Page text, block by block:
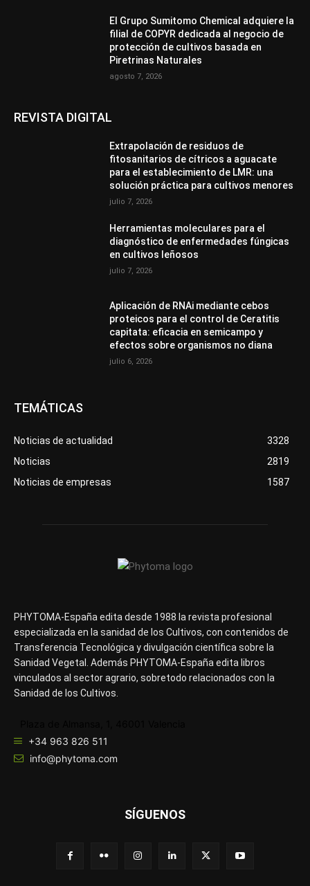
El Grupo Sumitomo Chemical adquiere la
filial de COPYR dedicada al negocio de
protección de cultivos basada en
Piretrinas Naturales
agosto 7, 2026
REVISTA DIGITAL
Extrapolación de residuos de
fitosanitarios de cítricos a aguacate
para el establecimiento de LMR: una
solución práctica para cultivos menores
julio 7, 2026
Herramientas moleculares para el
diagnóstico de enfermedades fúngicas
en cultivos leñosos
julio 7, 2026
Aplicación de RNAi mediante cebos
proteicos para el control de Ceratitis
capitata: eficacia en semicampo y
efectos sobre organismos no diana
julio 6, 2026
TEMÁTICAS
Noticias de actualidad
3328
Noticias
2819
Noticias de empresas
1587
PHYTOMA-España edita desde 1988 la revista profesional
especializada en la sanidad de los Cultivos, con contenidos de
Transferencia Tecnológica y divulgación científica sobre la
Sanidad Vegetal. Además PHYTOMA-España edita libros
vinculados al sector agrario, sobretodo relacionados con la
Sanidad de los Cultivos.
+34 963 826 511
info@phytoma.com
SÍGUENOS